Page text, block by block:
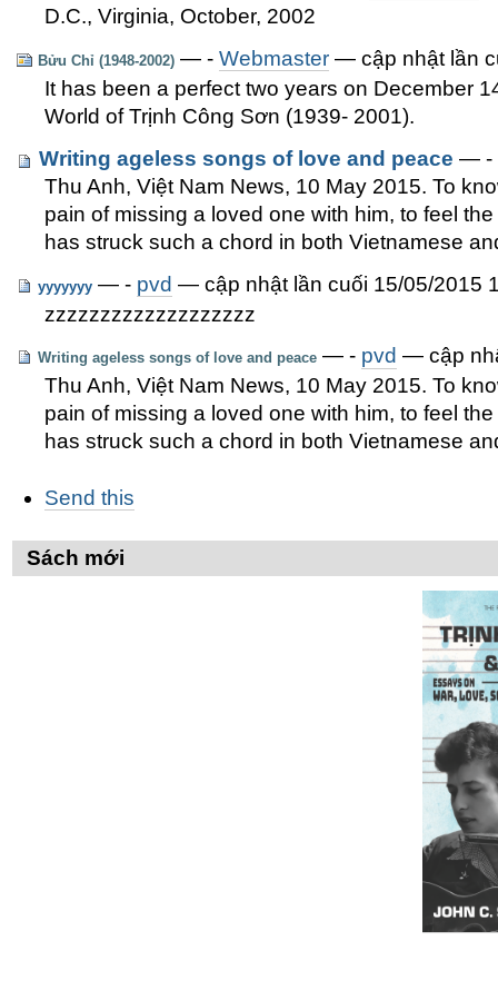
D.C., Virginia, October, 2002
Bửu Chỉ (1948-2002) — - Webmaster — cập nhật lần
It has been a perfect two years on December
World of Trịnh Công Sơn (1939- 2001).
Writing ageless songs of love and peace — -
Thu Anh, Việt Nam News, 10 May 2015. To
pain of missing a loved one with him, to feel
has struck such a chord in both Vietnamese
yyyyyyy — - pvd — cập nhật lần cuối 15/05/2015
zzzzzzzzzzzzzzzzzzz
Writing ageless songs of love and peace — - pvd — cập
Thu Anh, Việt Nam News, 10 May 2015. To
pain of missing a loved one with him, to feel
has struck such a chord in both Vietnamese
thao
trên
Tài
Send this
Sách mới